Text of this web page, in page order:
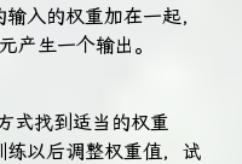
入的权重加在一起，
产生一个输出。
式找到适当的权重
以后调整权重值，试